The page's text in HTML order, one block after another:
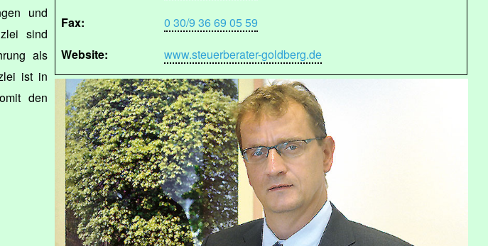
Fax:
0 30/9 36 69 05 59
Website:
www.steuerberater-goldberg.de
und
sind
als
ist in
den